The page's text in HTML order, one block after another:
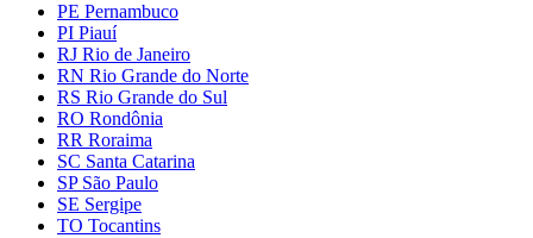
PE Pernambuco
PI Piauí
RJ Rio de Janeiro
RN Rio Grande do Norte
RS Rio Grande do Sul
RO Rondônia
RR Roraima
SC Santa Catarina
SP São Paulo
SE Sergipe
TO Tocantins